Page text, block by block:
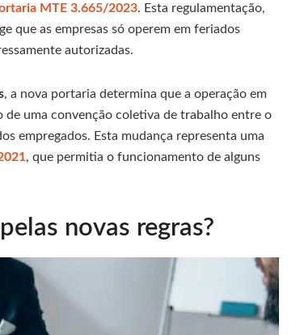
MTE 3.665/2023. Esta regulamentação,
que as empresas só operem em feriados
autorizadas.
, a nova portaria determina que a operação em
uma convenção coletiva de trabalho entre o
empregados. Esta mudança representa uma
, que permitia o funcionamento de alguns
novas regras?